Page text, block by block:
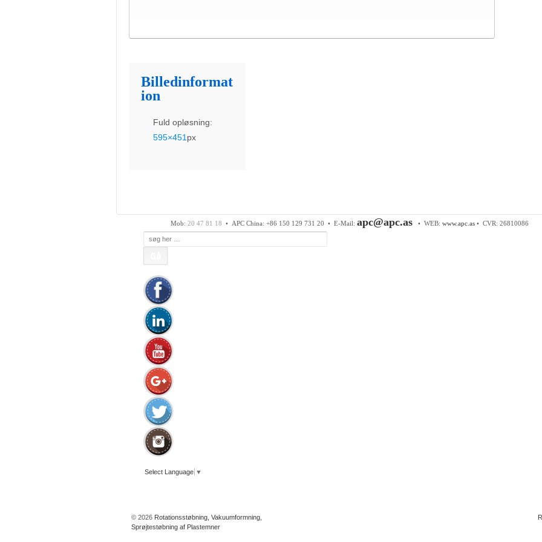
Billedinformat
ion
Fuld opløsning:
595×451 px
Mob: 20 47 81 18 • APC China: +86 150 129 731 20 • E-Mail: apc@apc.as • WEB: www.apc.as • CVR: 26810086
efter:
Select Language ▼
© 2026 Rotationsstøbning, Vakuumformning,
Sprøjtestøbning af Plastemner